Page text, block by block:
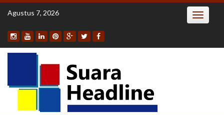
Skip
Agustus 7, 2026 Toggle